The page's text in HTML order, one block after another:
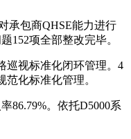
承包商QHSE能力进行
152项全部整改完毕。
视标准化闭环管理。4
化标准化管理。
86.79%。依托D5000系